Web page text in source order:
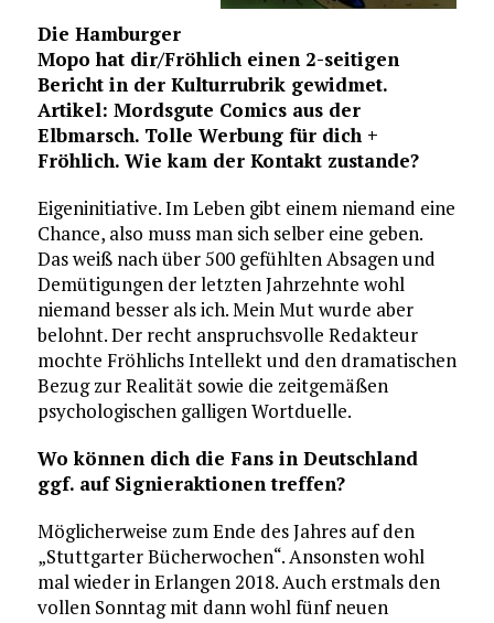
Die Hamburger
Mopo hat dir/Fröhlich einen 2-seitigen
Bericht in der Kulturrubrik gewidmet.
Artikel: Mordsgute Comics aus der
Elbmarsch. Tolle Werbung für dich +
Fröhlich. Wie kam der Kontakt zustande?
Eigeninitiative. Im Leben gibt einem niemand eine
Chance, also muss man sich selber eine geben.
Das weiß nach über 500 gefühlten Absagen und
Demütigungen der letzten Jahrzehnte wohl
niemand besser als ich. Mein Mut wurde aber
belohnt. Der recht anspruchsvolle Redakteur
mochte Fröhlichs Intellekt und den dramatischen
Bezug zur Realität sowie die zeitgemäßen
psychologischen galligen Wortduelle.
Wo können dich die Fans in Deutschland
ggf. auf Signieraktionen treffen?
Möglicherweise zum Ende des Jahres auf den
„Stuttgarter Bücherwochen“. Ansonsten wohl
mal wieder in Erlangen 2018. Auch erstmals den
vollen Sonntag mit dann wohl fünf neuen